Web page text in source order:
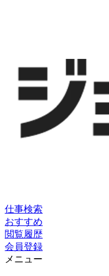
仕事検索
おすすめ
閲覧履歴
会員登録
メニュー